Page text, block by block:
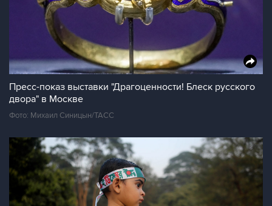
Пресс-показ выставки "Драгоценности! Блеск русского
двора" в Москве
Фото: Михаил Синицын/ТАСС